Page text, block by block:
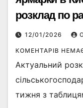
розклад по
12/01/2026
КОМЕНТАРІВ
Актуальний
тижня з